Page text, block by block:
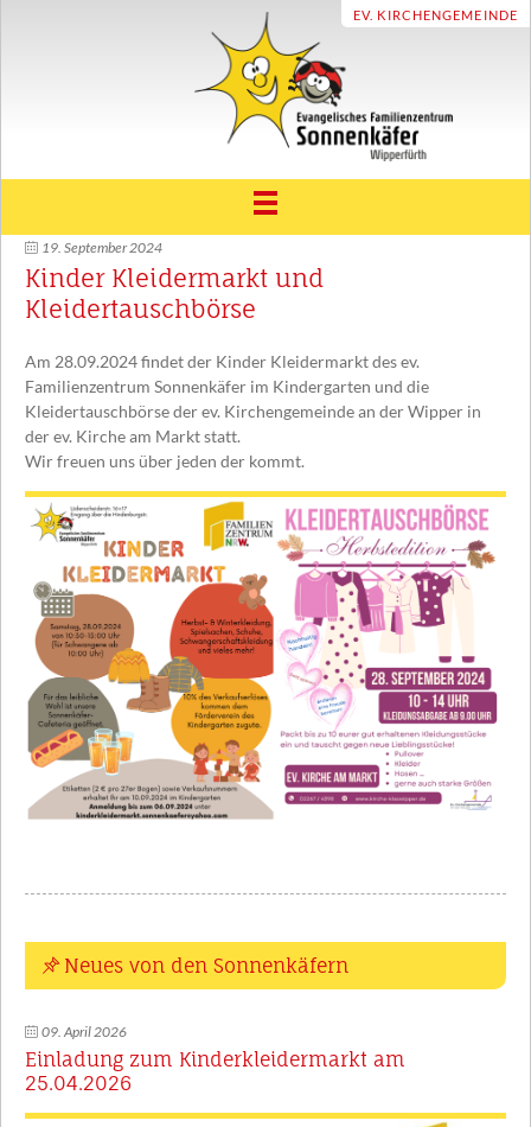
EV. KIRCHENGEMEINDE
ÜBER UNS
Träger und Leitbild
Konzept
Unser Sonnenkäfer Team
Eingewöhnung
UNSER HAUS
FAMILIENZENTRUM
Beratung und Unterstützung
Vereinbarkeit Familie und Beruf
Profilbereiche
Kooperationspartner
TERMINE
INFOTHEK
Aktuelles
Anmeldung
Downloads
KONTAKT
19. September 2024
Kinder Kleidermarkt und
Kleidertauschbörse
Am 28.09.2024 findet der Kinder Kleidermarkt des ev.
Familienzentrum Sonnenkäfer im Kindergarten und die
Kleidertauschbörse der ev. Kirchengemeinde an der Wipper in
der ev. Kirche am Markt statt.
Wir freuen uns über jeden der kommt.
Neues von den Sonnenkäfern
09. April 2026
Einladung zum Kinderkleidermarkt am
25.04.2026